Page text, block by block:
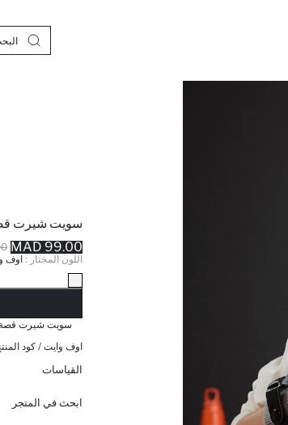
سويت شيرت
99.00 MAD
اللون المختار :اوف
سويت شيرت قصة
اوف وايت / كود
القياسات
ابحث في المتجر